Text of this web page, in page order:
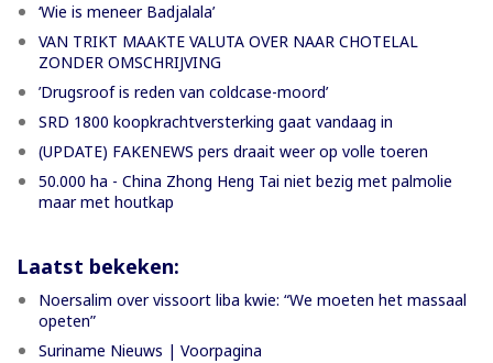
‘Wie is meneer Badjalala’
VAN TRIKT MAAKTE VALUTA OVER NAAR CHOTELAL
ZONDER OMSCHRIJVING
’Drugsroof is reden van coldcase-moord’
SRD 1800 koopkrachtversterking gaat vandaag in
(UPDATE) FAKENEWS pers draait weer op volle toeren
50.000 ha - China Zhong Heng Tai niet bezig met palmolie
maar met houtkap
Laatst bekeken:
Noersalim over vissoort liba kwie: “We moeten het massaal
opeten”
Suriname Nieuws | Voorpagina